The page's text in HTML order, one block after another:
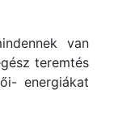
van
teremtés
energiákat